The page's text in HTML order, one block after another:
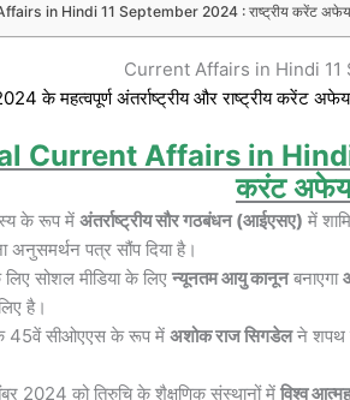
in Hindi 11 September 2024 : राष्ट्रीय करेंट
Current Affairs in Hindi
महत्वपूर्ण अंतर्राष्ट्रीय और राष्ट्रीय करेंट
Current Affairs in
करंट
के रूप में अंतर्राष्ट्रीय सौर गठबंधन (आईएसए) में
पत्र सौंप दिया है।
लिए सोशल मीडिया के लिए न्यूनतम आयु कानूनबनाएगा
है।
सीओएएस के रूप में अशोक राज सिगडेलने शपथ
2024 को तिरुचि के शैक्षणिक संस्थानों में विश्व